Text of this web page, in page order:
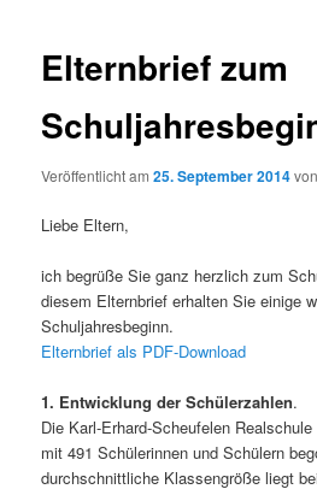
Elternbrief zum
Veröffentlicht am25. September 2014
Liebe Eltern,
ich begrüße Sie ganz herzlich zum
diesem Elternbrief erhalten Sie einige
Schuljahresbeginn.
Elternbrief als PDF-Download
1. Entwicklung der Schülerzahlen.
Die Karl-Erhard-Scheufelen
mit 491 Schülerinnen und Schülern
durchschnittliche Klassengröße liegt